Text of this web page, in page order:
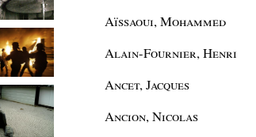
Aïssaoui, Mohammed
Alain-Fournier, Henri
Ancet, Jacques
Ancion, Nicolas